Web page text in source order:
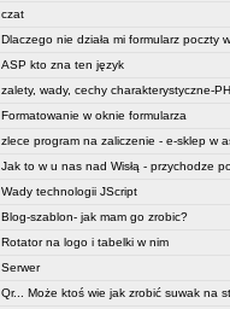
czat
Dlaczego nie działa mi formularz poczty
ASP kto zna ten język
zalety, wady, cechy charakterystyczne-
Formatowanie w oknie formularza
zlece program na zaliczenie - e-sklep w
Jak to w u nas nad Wisłą - przychodze
Wady technologii JScript
Blog-szablon- jak mam go zrobic?
Rotator na logo i tabelki w nim
Serwer
Qr... Może ktoś wie jak zrobić suwak na